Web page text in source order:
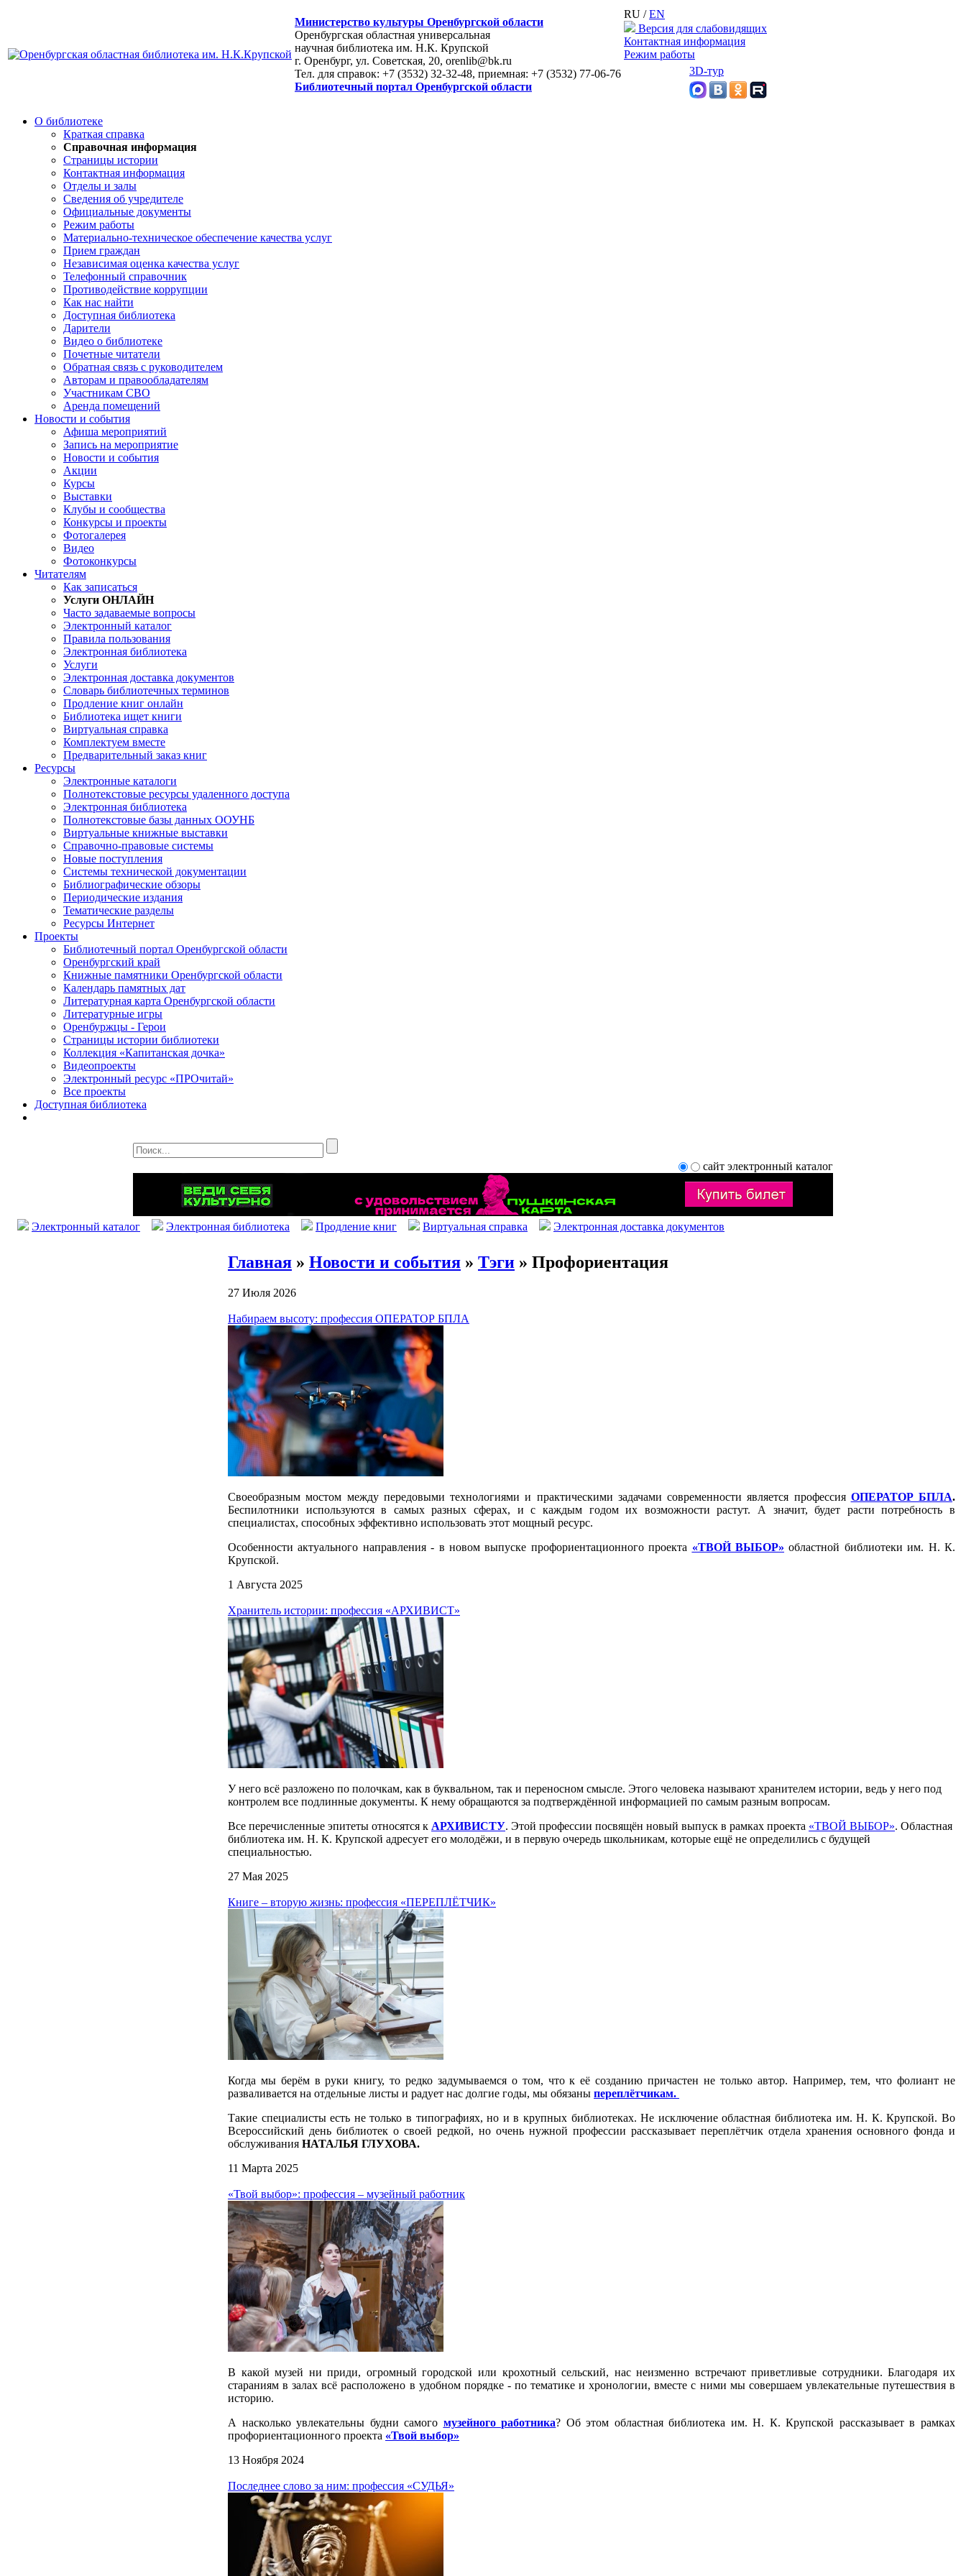
Министерство культуры Оренбургской области
Оренбургская областная универсальная
научная библиотека им. Н.К. Крупской
г. Оренбург, ул. Советская, 20, orenlib@bk.ru
Тел. для справок: +7 (3532) 32-32-48, приемная: +7 (3532) 77-06-76
Библиотечный портал Оренбургской области
RU /EN
Версия для слабовидящих
Контактная информация
Режим работы
3D-тур
О библиотеке
Краткая справка
Справочная информация
Страницы истории
Контактная информация
Отделы и залы
Сведения об учредителе
Официальные документы
Режим работы
Материально-техническое обеспечение качества услуг
Прием граждан
Независимая оценка качества услуг
Телефонный справочник
Противодействие коррупции
Как нас найти
Доступная библиотека
Дарители
Видео о библиотеке
Почетные читатели
Обратная связь с руководителем
Авторам и правообладателям
Участникам СВО
Аренда помещений
Новости и события
Афиша мероприятий
Запись на мероприятие
Новости и события
Акции
Курсы
Выставки
Клубы и сообщества
Конкурсы и проекты
Фотогалерея
Видео
Фотоконкурсы
Читателям
Как записаться
Услуги ОНЛАЙН
Часто задаваемые вопросы
Электронный каталог
Правила пользования
Электронная библиотека
Услуги
Электронная доставка документов
Словарь библиотечных терминов
Продление книг онлайн
Библиотека ищет книги
Виртуальная справка
Комплектуем вместе
Предварительный заказ книг
Ресурсы
Электронные каталоги
Полнотекстовые ресурсы удаленного доступа
Электронная библиотека
Полнотекстовые базы данных ООУНБ
Виртуальные книжные выставки
Справочно-правовые системы
Новые поступления
Cистемы технической документации
Библиографические обзоры
Периодические издания
Тематические разделы
Ресурсы Интернет
Проекты
Библиотечный портал Оренбургской области
Оренбургский край
Книжные памятники Оренбургской области
Календарь памятных дат
Литературная карта Оренбургской области
Литературные игры
Оренбуржцы - Герои
Страницы истории библиотеки
Коллекция «Капитанская дочка»
Видеопроекты
Электронный ресурс «ПРОчитай»
Все проекты
Доступная библиотека
сайт электронный каталог
Электронный каталог Электронная библиотека Продление книг Виртуальная справка Электронная доставка документов
Главная » Новости и события » Тэги » Профориентация
27 Июля 2026
Набираем высоту: профессия ОПЕРАТОР БПЛА
Своеобразным мостом между передовыми технологиями и практическими задачами современности является профессия ОПЕРАТОР БПЛА.
Беспилотники используются в самых разных сферах, и с каждым годом их возможности растут. А значит, будет расти потребность в
специалистах, способных эффективно использовать этот мощный ресурс.
Особенности актуального направления - в новом выпуске профориентационного проекта «ТВОЙ ВЫБОР» областной библиотеки им. Н. К.
Крупской.
1 Августа 2025
Хранитель истории: профессия «АРХИВИСТ»
У него всё разложено по полочкам, как в буквальном, так и переносном смысле. Этого человека называют хранителем истории, ведь у него под
контролем все подлинные документы. К нему обращаются за подтверждённой информацией по самым разным вопросам.
Все перечисленные эпитеты относятся к АРХИВИСТУ. Этой профессии посвящён новый выпуск в рамках проекта «ТВОЙ ВЫБОР». Областная
библиотека им. Н. К. Крупской адресует его молодёжи, и в первую очередь школьникам, которые ещё не определились с будущей
специальностью.
27 Мая 2025
Книге – вторую жизнь: профессия «ПЕРЕПЛЁТЧИК»
Когда мы берём в руки книгу, то редко задумываемся о том, что к её созданию причастен не только автор. Например, тем, что фолиант не
разваливается на отдельные листы и радует нас долгие годы, мы обязаны переплётчикам.
Такие специалисты есть не только в типографиях, но и в крупных библиотеках. Не исключение областная библиотека им. Н. К. Крупской. Во
Всероссийский день библиотек о своей редкой, но очень нужной профессии рассказывает переплётчик отдела хранения основного фонда и
обслуживания НАТАЛЬЯ ГЛУХОВА.
11 Марта 2025
«Твой выбор»: профессия – музейный работник
В какой музей ни приди, огромный городской или крохотный сельский, нас неизменно встречают приветливые сотрудники. Благодаря их
стараниям в залах всё расположено в удобном порядке - по тематике и хронологии, вместе с ними мы совершаем увлекательные путешествия в
историю.
А насколько увлекательны будни самого музейного работника? Об этом областная библиотека им. Н. К. Крупской рассказывает в рамках
профориентационного проекта «Твой выбор»
13 Ноября 2024
Последнее слово за ним: профессия «СУДЬЯ»